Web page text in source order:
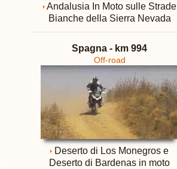
Andalusia In Moto sulle Strade
Bianche della Sierra Nevada
Spagna - km 994
Off-road
Deserto di Los Monegros e
Deserto di Bardenas in moto